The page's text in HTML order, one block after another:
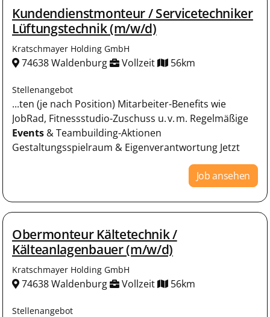
Kundendienstmonteur / Servicetechniker
Lüftungstechnik (m/w/d)
Kratschmayer Holding GmbH
74638 Waldenburg Vollzeit 56km
Stellenangebot
...ten (je nach Position) Mitarbeiter-Benefits wie
JobRad, Fitnessstudio-Zuschuss u. v. m. Regelmäßige
Events & Teambuilding-Aktionen
Gestaltungsspielraum & Eigenverantwortung Jetzt
Job ansehen
Obermonteur Kältetechnik /
Kälteanlagenbauer (m/w/d)
Kratschmayer Holding GmbH
74638 Waldenburg Vollzeit 56km
Stellenangebot